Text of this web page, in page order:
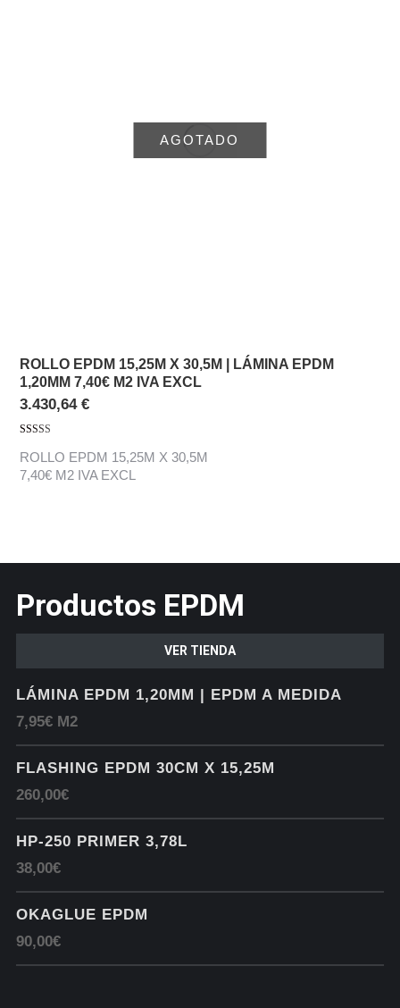
AGOTADO
ROLLO EPDM 15,25M X 30,5M | LÁMINA EPDM
1,20MM 7,40€ M2 IVA EXCL
3.430,64 €
5.00de 5
ROLLO EPDM 15,25M X 30,5M
7,40€ M2 IVA EXCL
Productos EPDM
VER TIENDA
LÁMINA EPDM 1,20MM | EPDM A MEDIDA
7,95€ M2
FLASHING EPDM 30CM X 15,25M
260,00€
HP-250 PRIMER 3,78L
38,00€
OKAGLUE EPDM
90,00€